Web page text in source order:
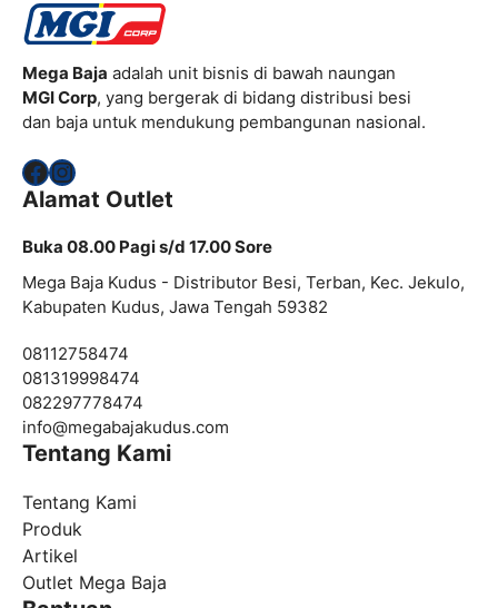
Mega Baja adalah unit bisnis di bawah naungan
MGI Corp, yang bergerak di bidang distribusi besi
dan baja untuk mendukung pembangunan nasional.
Facebook
Instagram
Alamat Outlet
Buka 08.00 Pagi s/d 17.00 Sore
Mega Baja Kudus - Distributor Besi, Terban, Kec. Jekulo,
Kabupaten Kudus, Jawa Tengah 59382
08112758474
081319998474
082297778474
info@megabajakudus.com
Tentang Kami
Tentang Kami
Produk
Artikel
Outlet Mega Baja